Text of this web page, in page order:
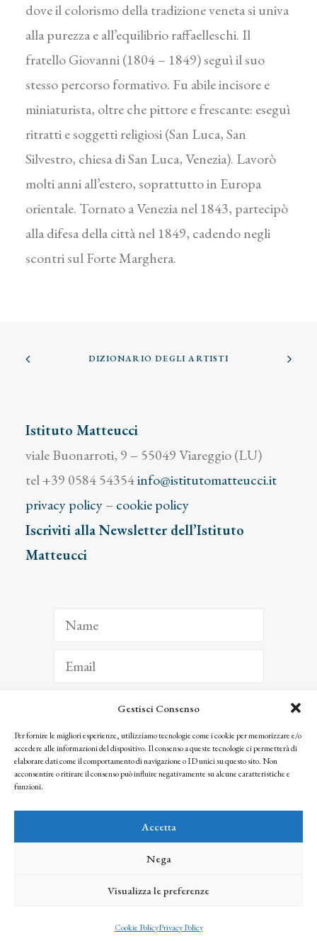
Gestisci Consenso
Per fornire le migliori esperienze, utilizziamo tecnologie come i cookie per memorizzare e/o
accedere alle informazioni del dispositivo. Il consenso a queste tecnologie ci permetterà di
elaborare dati come il comportamento di navigazione o ID unici su questo sito. Non
acconsentire o ritirare il consenso può influire negativamente su alcune caratteristiche e
funzioni.
Accetta
Nega
Visualizza le preferenze
Cookie PolicyPrivacy Policy
dove il colorismo della tradizione veneta si univa
alla purezza e all’equilibrio raffaelleschi. Il
fratello Giovanni (1804 – 1849) seguì il suo
stesso percorso formativo. Fu abile incisore e
miniaturista, oltre che pittore e frescante: eseguì
ritratti e soggetti religiosi (San Luca, San
Silvestro, chiesa di San Luca, Venezia). Lavorò
molti anni all’estero, soprattutto in Europa
orientale. Tornato a Venezia nel 1843, partecipò
alla difesa della città nel 1849, cadendo negli
scontri sul Forte Marghera.
DIZIONARIO DEGLI ARTISTI
Istituto Matteucci
viale Buonarroti, 9 – 55049 Viareggio (LU)
tel +39 0584 54354info@istitutomatteucci.it
privacy policy– cookie policy
Iscriviti alla Newsletter dell’Istituto
Matteucci
ISCRIVITI
Facendo clic per iscriverti, riconosci che le tue informazioni saranno trattate
seguendo la nostra Privacy Policy
© 2025 Istituto Matteucci. All right reserved
l’autorizzazione scritta dei proprietari dei diritti e dell’Istituto Matteucci
credits